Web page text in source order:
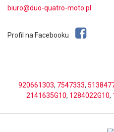
biuro@duo-quatro-moto.pl
Profil na Facebooku
920661303, 7547333,
2141635G10, 1284022G10,